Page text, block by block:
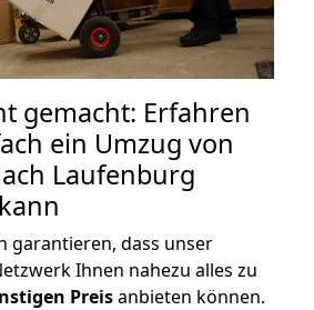
gemacht: Erfahren
ein Umzug von
Laufenburg
garantieren, dass unser
Ihnen nahezu alles zu
Preisanbieten können.